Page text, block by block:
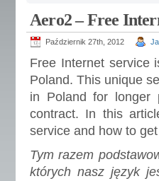
Aero2 – Free
Październik 27th, 2012
Free Internet service
Poland. This unique
in Poland for
contract. In this
service and how to
Tym razem
których nasz język